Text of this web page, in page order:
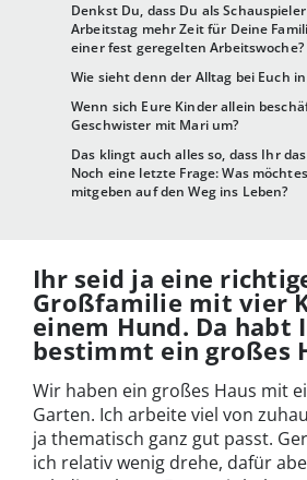
Denkst Du, dass Du als
Arbeitstag mehr Zeit für Deine
einer fest geregelten Arbeitswoche?
Wie sieht denn der Alltag bei Euch
Wenn sich Eure Kinder allein
Geschwister mit Mari um?
Das klingt auch alles so, dass Ihr
Noch eine letzte Frage: Was
mitgeben auf den Weg ins Leben?
Ihr seid ja eine
Großfamilie mit vier
einem Hund. Da habt
bestimmt ein großes
Wir haben ein großes Haus mit
Garten. Ich arbeite viel von
ja thematisch ganz gut passt.
ich relativ wenig drehe, dafür